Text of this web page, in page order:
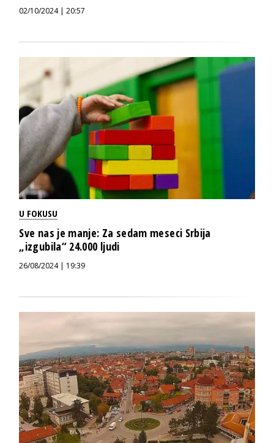
02/10/2024 | 20:57
U FOKUSU
Sve nas je manje: Za sedam meseci Srbija
„izgubila“ 24.000 ljudi
26/08/2024 | 19:39